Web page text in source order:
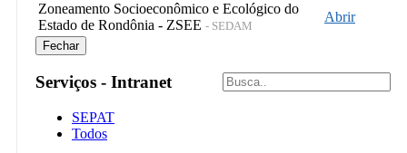
Zoneamento Socioeconômico e Ecológico do
Estado de Rondônia - ZSEE - SEDAM
Abrir
Fechar
Serviços - Intranet
SEPAT
Todos